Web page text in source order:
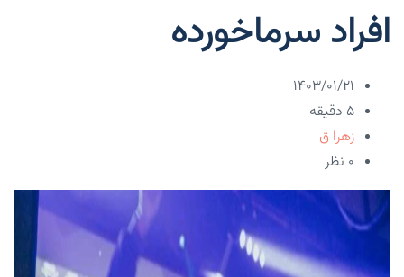
افراد سرماخورده
۱۴۰۳/۰۱/۲۱
5 دقیقه
زهرا ق
۰ نظر